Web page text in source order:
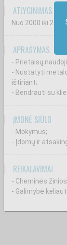
ATLYGINIMAS
Nuo 2000 iki 2500
APRAŠYMAS
- Prietaisų
- Nustatyti
ištiriant;
- Bendrauti su
ĮMONĖ SIŪLO
- Mokymus;
- Įdomų ir
REIKALAVIMAI
- Cheminės
- Galimybė keliauti.